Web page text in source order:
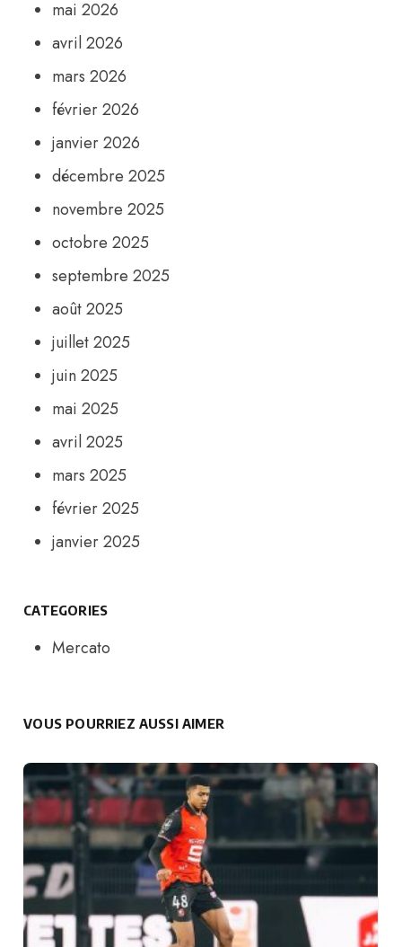
mai 2026
avril 2026
mars 2026
février 2026
janvier 2026
décembre 2025
novembre 2025
octobre 2025
septembre 2025
août 2025
juillet 2025
juin 2025
mai 2025
avril 2025
mars 2025
février 2025
janvier 2025
CATEGORIES
Mercato
VOUS POURRIEZ AUSSI AIMER